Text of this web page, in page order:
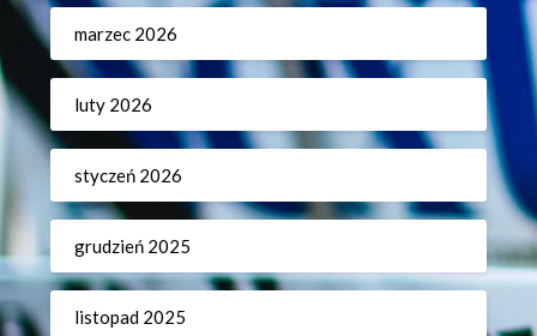
marzec 2026
luty 2026
styczeń 2026
grudzień 2025
listopad 2025